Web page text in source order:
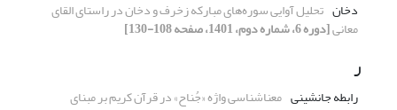
دخان تحلیل آوایی سوره‌های مبارکه زخرف و دخان در راستای القای
معانی[دوره 6، شماره دوم، 1401، صفحه 108-130]
ر
رابطه جانشینی معناشناسی واژه «جُناح» در قرآن کریم بر مبنای